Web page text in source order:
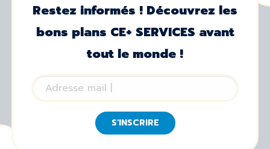
Restez informés ! Découvrez les
bons plans CE+ SERVICES avant
tout le monde !
S'INSCRIRE